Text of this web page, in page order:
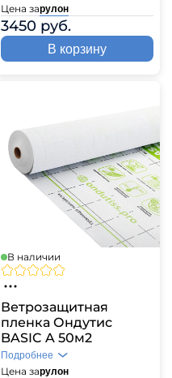
Цена зарулон
3450 руб.
В корзину
В наличии
Ветрозащитная
пленка Ондутис
BASIC A 50м2
Цена зарулон
Подробнее